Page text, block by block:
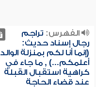
الفهرس: تراجم
رجال إسناد حديث:
(إنما أنا لكم بمنزلة الوالد
أعلمكم...) , ما جاء في
كراهية استقبال القبلة
عند قضاء الحاجة